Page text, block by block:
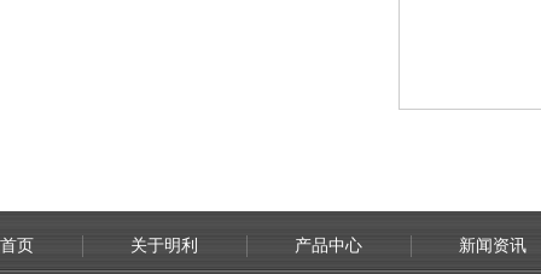
首页 关于明利 产品中心 新闻资讯